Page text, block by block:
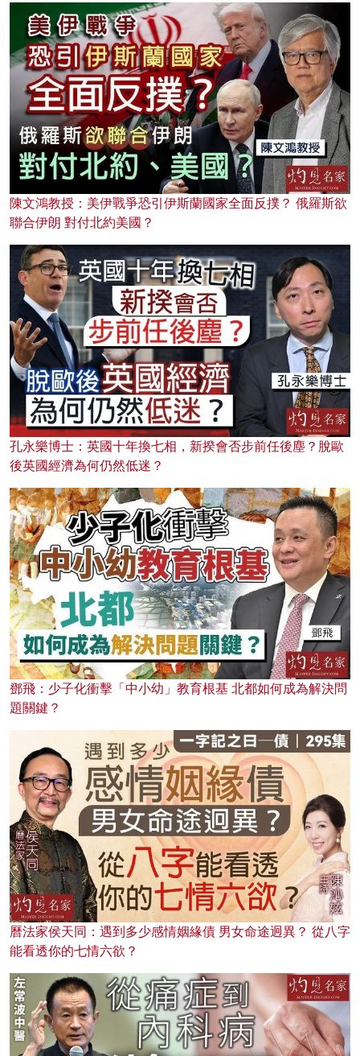
陳文鴻教授：美伊戰爭恐引伊斯蘭國家全面反撲？ 俄羅斯欲
聯合伊朗 對付北約美國？
孔永樂博士：英國十年換七相，新揆會否步前任後塵？脫歐
後英國經濟為何仍然低迷？
鄧飛：少子化衝擊「中小幼」教育根基 北都如何成為解決問
題關鍵？
曆法家侯天同：遇到多少感情姻緣債 男女命途迥異？ 從八字
能看透你的七情六欲？